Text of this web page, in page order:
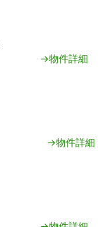
→物件詳細
→物件詳細